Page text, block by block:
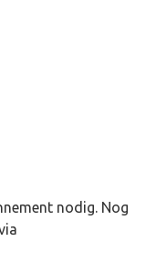
nodig. Nog